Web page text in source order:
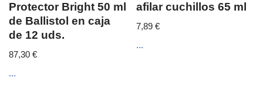
Protector Bright 50 ml
de Ballistol en caja
de 12 uds.
87,30 €
...
afilar cuchillos 65 ml
7,89€
...